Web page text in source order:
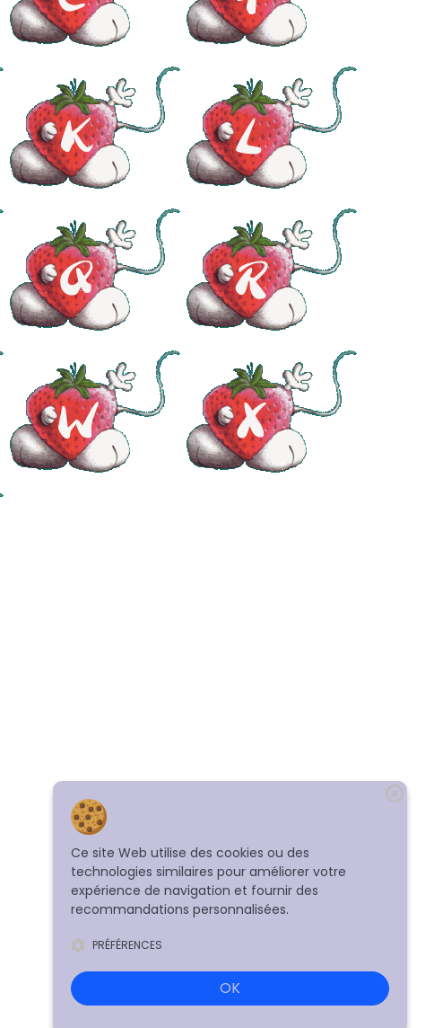
Ce site Web utilise des cookies ou des
technologies similaires pour améliorer votre
expérience de navigation et fournir des
recommandations personnalisées.
PRÉFÉRENCES
OK